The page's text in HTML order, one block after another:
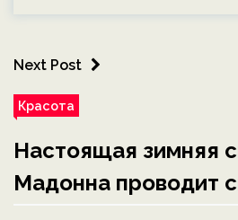
Next Post
Красота
Настоящая зимняя
Мадонна проводит